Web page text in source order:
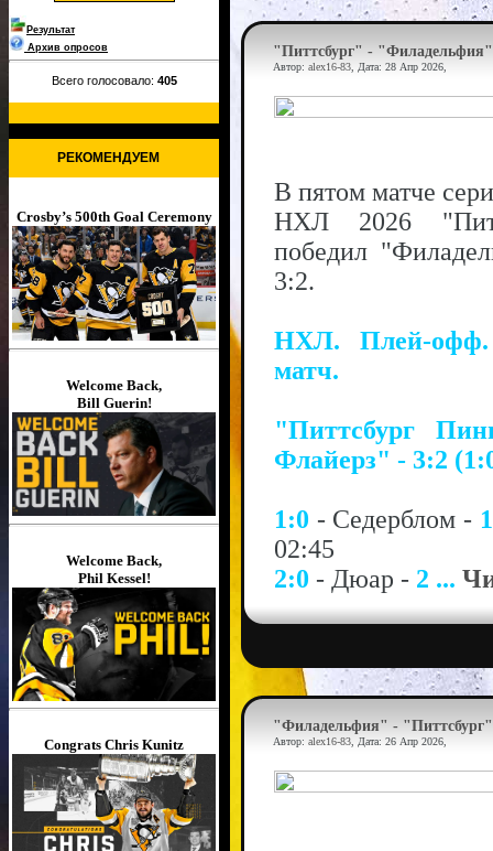
Результат
Архив опросов
Всего голосовало: 405
РЕКОМЕНДУЕМ
Crosby’s 500th Goal Ceremony
Welcome Back,
Bill Guerin!
Welcome Back,
Phil Kessel!
Congrats Chris Kunitz
"Питтсбург" -
Автор: alex16-83, Дата: 28 Апр 2026,
В пятом матче
НХЛ 2026
победил
3:2.
НХЛ. Плей-
матч.
"Питтсбург
Флайерз" - 3:2
1:0 - Седерблом - 1
02:45
2:0 - Дюар - 2 ...
"Филадельфия" -
Автор: alex16-83, Дата: 26 Апр 2026,